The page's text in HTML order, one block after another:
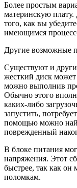
Более простым
материнскую плату.
того, как вы
имеющимся
Другие возможные
Существуют и
жесткий диск может
можно выполнив
Обычно этого
каких-либо
запустить,
помощью можно
поврежденный
В блоке питания
напряжения. Этот
быстрее, так как он
поломкам.